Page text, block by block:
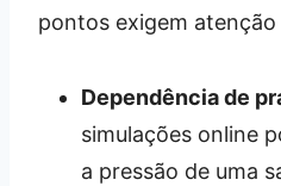
pontos exigem
Dependência de
simulações online
a pressão de uma